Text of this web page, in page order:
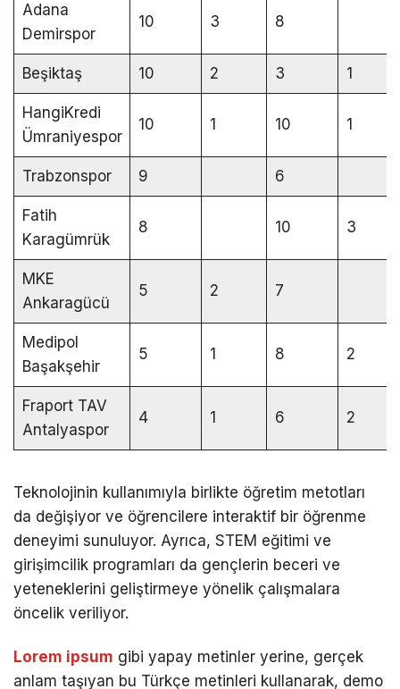
Adana
Demirspor
10 3 8
Beşiktaş 10 2 3 1
HangiKredi
Ümraniyespor
10 1 10 1
Trabzonspor 9 6
Fatih
Karagümrük
8 10 3
MKE
Ankaragücü
5 2 7
Medipol
Başakşehir
5 1 8 2
Fraport TAV
Antalyaspor
4 1 6 2
Teknolojinin kullanımıyla birlikte öğretim metotları
da değişiyor ve öğrencilere interaktif bir öğrenme
deneyimi sunuluyor. Ayrıca, STEM eğitimi ve
girişimcilik programları da gençlerin beceri ve
yeteneklerini geliştirmeye yönelik çalışmalara
öncelik veriliyor.
Lorem ipsum gibi yapay metinler yerine, gerçek
anlam taşıyan bu Türkçe metinleri kullanarak, demo